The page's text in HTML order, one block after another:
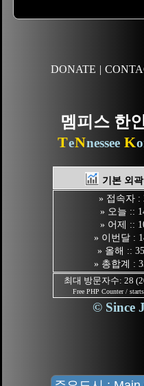
DONATE |
멤피스 한
TeNnessee K
기본 외곽
» 접속자 :
» 오늘 ::
» 어제 ::
» 이번달 :
» 올해 ::
» 총합계 :
최대 방문자수: 28
Free PHP Counter /
© Since